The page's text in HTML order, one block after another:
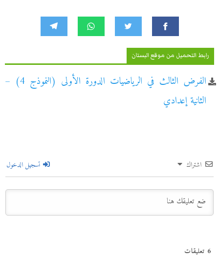
رابط التحميل من موقع البستان
الفرض الثالث في الرياضيات الدورة الأولى (النموذج 4) –
الثانية إعدادي
اشتراك تسجيل الدخول
6 تعليقات